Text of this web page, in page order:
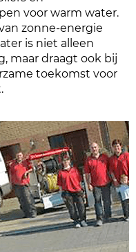
voor warm water.
zonne-energie
is niet alleen
maar draagt ook bij
toekomst voor